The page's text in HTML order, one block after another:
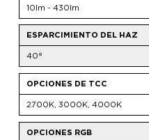
10lm - 430lm
ESPARCIMIENTO DEL HAZ
40°
OPCIONES DE TCC
2700K, 3000K, 4000K
OPCIONES RGB